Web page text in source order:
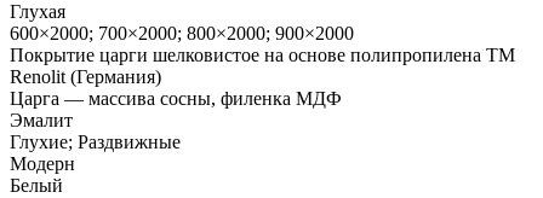
Глухая
600×2000; 700×2000; 800×2000; 900×2000
Покрытие царги шелковистое на основе полипропилена TM
Renolit (Германия)
Царга — массива сосны, филенка МДФ
Эмалит
Глухие; Раздвижные
Модерн
Белый